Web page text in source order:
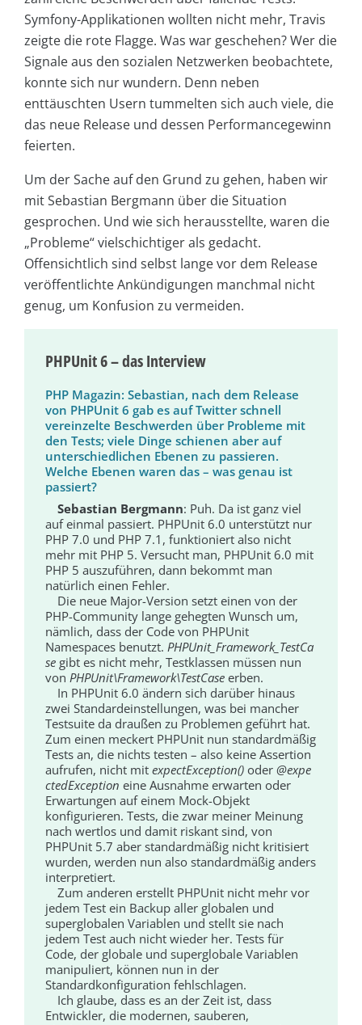
Symfony-Applikationen wollten nicht mehr, Travis
zeigte die rote Flagge. Was war geschehen? Wer die
Signale aus den sozialen Netzwerken beobachtete,
konnte sich nur wundern. Denn neben
enttäuschten Usern tummelten sich auch viele, die
das neue Release und dessen Performancegewinn
feierten.
Um der Sache auf den Grund zu gehen, haben wir
mit Sebastian Bergmann über die Situation
gesprochen. Und wie sich herausstellte, waren die
„Probleme“ vielschichtiger als gedacht.
Offensichtlich sind selbst lange vor dem Release
veröffentlichte Ankündigungen manchmal nicht
genug, um Konfusion zu vermeiden.
PHPUnit 6 – das Interview
PHP Magazin: Sebastian, nach dem Release
von PHP­Unit 6 gab es auf Twitter schnell
vereinzelte Beschwerden über Probleme mit
den Tests; viele Dinge schienen aber auf
unterschiedlichen Ebenen zu passieren.
Welche Ebenen waren das – was genau ist
passiert?
Sebastian Bergmann: Puh. Da ist ganz viel
auf einmal passiert. PHPUnit 6.0 unterstützt nur
PHP 7.0 und PHP 7.1, funktioniert also nicht
mehr mit PHP 5. Versucht man, PHPUnit 6.0 mit
PHP 5 auszuführen, dann bekommt man
natürlich einen Fehler.
Die neue Major-Version setzt einen von der
PHP-Community lange gehegten Wunsch um,
nämlich, dass der Code von PHPUnit
Namespaces benutzt. PHP­Unit_Framework_TestCa
se gibt es nicht mehr, Testklassen müssen nun
von PHPUnit\Framework\TestCase erben.
In PHPUnit 6.0 ändern sich darüber hinaus
zwei Standardeinstellungen, was bei mancher
Testsuite da draußen zu Problemen geführt hat.
Zum einen meckert PHPUnit nun standardmäßig
Tests an, die nichts testen – also keine Assertion
aufrufen, nicht mitexpect­Exception() oder@expe
ctedException eine Ausnahme erwarten oder
Erwartungen auf einem Mock-Objekt
konfigurieren. Tests, die zwar meiner Meinung
nach wertlos und damit riskant sind, von
PHPUnit 5.7 aber standardmäßig nicht kritisiert
wurden, werden nun also standardmäßig anders
interpretiert.
Zum anderen erstellt PHPUnit nicht mehr vor
jedem Test ein Backup aller globalen und
superglobalen Variablen und stellt sie nach
jedem Test auch nicht wieder her. Tests für
Code, der globale und superglobale Variablen
manipuliert, können nun in der
Standardkonfiguration fehlschlagen.
Ich glaube, dass es an der Zeit ist, dass
Entwickler, die modernen, sauberen,